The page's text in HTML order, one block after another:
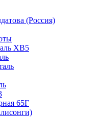
(Россия)
ХВ5
65Г